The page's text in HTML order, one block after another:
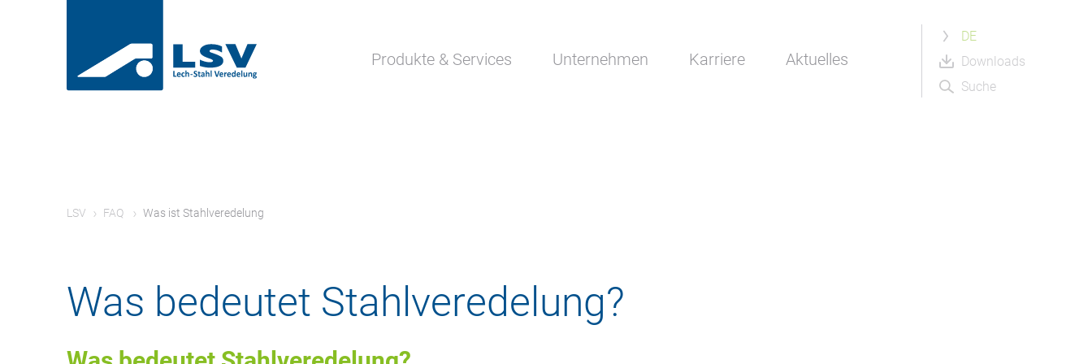
DE
Downloads
Suche
Navigation
überspringen
Produkte & Services Unternehmen Karriere Aktuelles
LSV FAQ Was ist Stahlveredelung
Was bedeutet Stahlveredelung?